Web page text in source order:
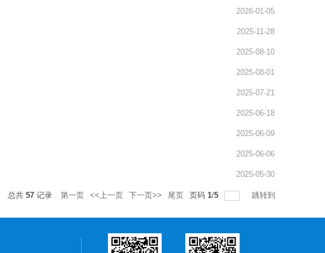
2026-01-05
2025-11-28
2025-08-10
2025-08-01
2025-07-21
2025-06-18
2025-06-09
2025-06-06
2025-05-30
总共 57 记录 第一页 <<上一页 下一页>> 尾页 页码 1/5 跳转到